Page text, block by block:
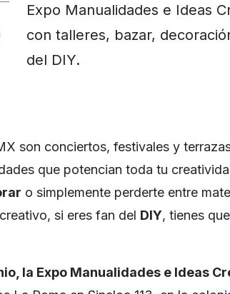
Expo Manualidades e Ideas
con talleres, bazar,
del DIY.
son conciertos, festivales y
que potencian toda tu
o simplemente perderte entre
si eres fan del DIY, tienes
la Expo Manualidades e Ideas